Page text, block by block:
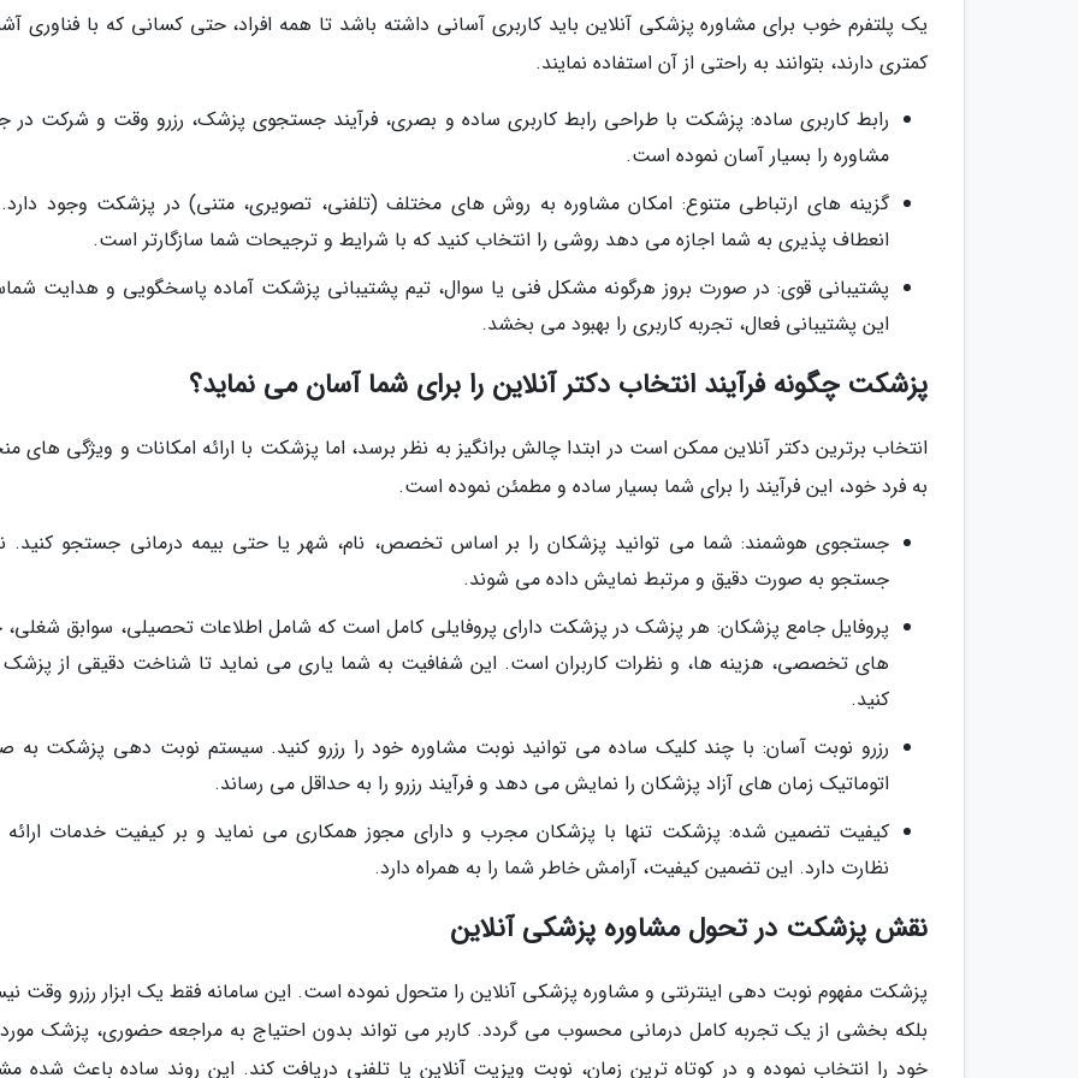
یک پلتفرم خوب برای مشاوره پزشکی آنلاین باید کاربری آسانی داشته باشد تا همه افراد، حتی کسانی که با فناوری
کمتری دارند، بتوانند به راحتی از آن استفاده نمایند.
رابط کاربری ساده: پزشکت با طراحی رابط کاربری ساده و بصری، فرآیند جستجوی پزشک، رزرو وقت و شرکت در
مشاوره را بسیار آسان نموده است.
گزینه های ارتباطی متنوع: امکان مشاوره به روش های مختلف (تلفنی، تصویری، متنی) در پزشکت وجود
انعطاف پذیری به شما اجازه می دهد روشی را انتخاب کنید که با شرایط و ترجیحات شما سازگارتر است.
پشتیبانی قوی: در صورت بروز هرگونه مشکل فنی یا سوال، تیم پشتیبانی پزشکت آماده پاسخگویی و هدایت
این پشتیبانی فعال، تجربه کاربری را بهبود می بخشد.
پزشکت چگونه فرآیند انتخاب دکتر آنلاین را برای شما آسان می نماید؟
انتخاب برترین دکتر آنلاین ممکن است در ابتدا چالش برانگیز به نظر برسد، اما پزشکت با ارائه امکانات و ویژگی های
به فرد خود، این فرآیند را برای شما بسیار ساده و مطمئن نموده است.
جستجوی هوشمند: شما می توانید پزشکان را بر اساس تخصص، نام، شهر یا حتی بیمه درمانی جستجو کنید.
جستجو به صورت دقیق و مرتبط نمایش داده می شوند.
پروفایل جامع پزشکان: هر پزشک در پزشکت دارای پروفایلی کامل است که شامل اطلاعات تحصیلی، سوابق شغلی،
های تخصصی، هزینه ها، و نظرات کاربران است. این شفافیت به شما یاری می نماید تا شناخت دقیقی از پزشک
کنید.
رزرو نوبت آسان: با چند کلیک ساده می توانید نوبت مشاوره خود را رزرو کنید. سیستم نوبت دهی پزشکت به
اتوماتیک زمان های آزاد پزشکان را نمایش می دهد و فرآیند رزرو را به حداقل می رساند.
کیفیت تضمین شده: پزشکت تنها با پزشکان مجرب و دارای مجوز همکاری می نماید و بر کیفیت خدمات
نظارت دارد. این تضمین کیفیت، آرامش خاطر شما را به همراه دارد.
نقش پزشکت در تحول مشاوره پزشکی آنلاین
پزشکت مفهوم نوبت دهی اینترنتی و مشاوره پزشکی آنلاین را متحول نموده است. این سامانه فقط یک ابزار رزرو وقت
بلکه بخشی از یک تجربه کامل درمانی محسوب می گردد. کاربر می تواند بدون احتیاج به مراجعه حضوری، پزشک
خود را انتخاب نموده و در کوتاه ترین زمان، نوبت ویزیت آنلاین یا تلفنی دریافت کند. این روند ساده باعث شده